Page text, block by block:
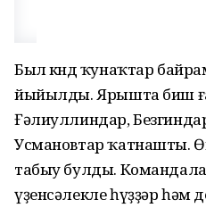
Был көндө ҡунаҡтар
йыйылды. Ярышта биш
Ғәлиуллиндар,
Усмановтар ҡатнашты.
табыу булды.
үҙенсәлекле һүҙҙәр һәм